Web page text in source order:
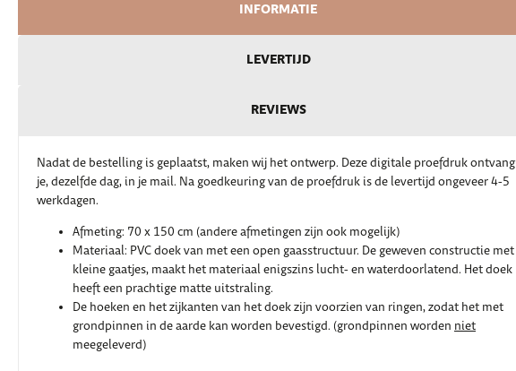
INFORMATIE
LEVERTIJD
REVIEWS
Nadat de bestelling is geplaatst, maken wij het ontwerp. Deze digitale proefdruk ontvang
je, dezelfde dag, in je mail. Na goedkeuring van de proefdruk is de levertijd ongeveer 4-5
werkdagen.
Afmeting: 70 x 150 cm (andere afmetingen zijn ook mogelijk)
Materiaal: PVC doek van met een open gaasstructuur. De geweven constructie met
kleine gaatjes, maakt het materiaal enigszins lucht- en waterdoorlatend. Het doek
heeft een prachtige matte uitstraling.
De hoeken en het zijkanten van het doek zijn voorzien van ringen, zodat het met
grondpinnen in de aarde kan worden bevestigd. (grondpinnen worden niet
meegeleverd)